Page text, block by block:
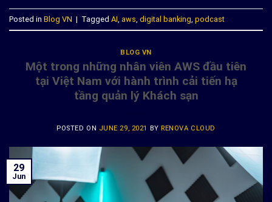
Posted in Blog VN | Tagged AI aws digital banking podcast
BLOG VN
Một trong những nhân viên AWS đầu tiên
tại Việt Nam với hành trình cải tiến hạ
tầng quản lý Khách sạn
POSTED ON JUNE 29, 2021 BYRENOVA CLOUD
29
Jun